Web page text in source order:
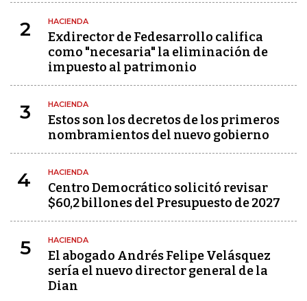
2 HACIENDA
Exdirector de Fedesarrollo califica
como "necesaria" la eliminación de
impuesto al patrimonio
3 HACIENDA
Estos son los decretos de los primeros
nombramientos del nuevo gobierno
4 HACIENDA
Centro Democrático solicitó revisar
$60,2 billones del Presupuesto de 2027
5 HACIENDA
El abogado Andrés Felipe Velásquez
sería el nuevo director general de la
Dian